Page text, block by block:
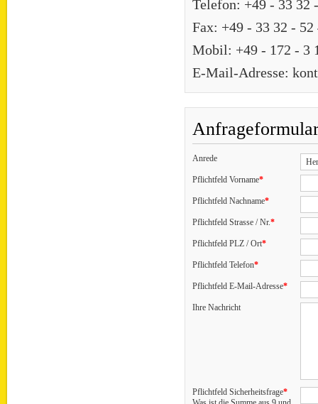
Telefon: +49 - 33 32
Fax: +49 - 33 32 - 52
Mobil: +49 - 172 - 3
E-Mail-Adresse:
Anrede
Pflichtfeld Vorname*
Pflichtfeld Nachname*
Pflichtfeld Strasse / Nr.*
Pflichtfeld PLZ / Ort*
Pflichtfeld Telefon*
Pflichtfeld E-Mail-Adresse*
Ihre Nachricht
Pflichtfeld Sicherheitsfrage*